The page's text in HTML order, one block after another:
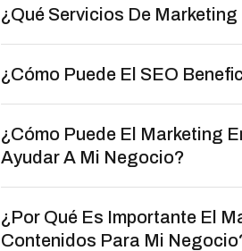
¿Qué Servicios De
¿Cómo Puede El SEO
¿Cómo Puede El Marketing
Ayudar A Mi Negocio?
¿Por Qué Es Importante El
Contenidos Para Mi